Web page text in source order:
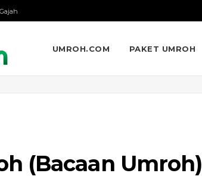
UMROH.COM PAKET UMROH
(Bacaan Umroh)